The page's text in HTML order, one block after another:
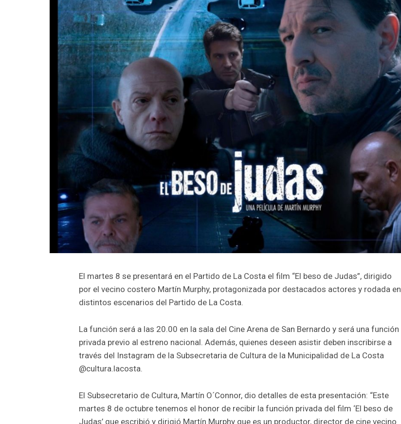
El martes 8 se presentará en el Partido de La Costa el film “El beso de Judas”, dirigido
por el vecino costero Martín Murphy, protagonizada por destacados actores y rodada en
distintos escenarios del Partido de La Costa.
La función será a las 20.00 en la sala del Cine Arena de San Bernardo y será una función
privada previo al estreno nacional. Además, quienes deseen asistir deben inscribirse a
través del Instagram de la Subsecretaria de Cultura de la Municipalidad de La Costa
@cultura.lacosta.
El Subsecretario de Cultura, Martín O´Connor, dio detalles de esta presentación: “Este
martes 8 de octubre tenemos el honor de recibir la función privada del film ‘El beso de
Judas’ que escribió y dirigió Martín Murphy que es un productor, director de cine vecino